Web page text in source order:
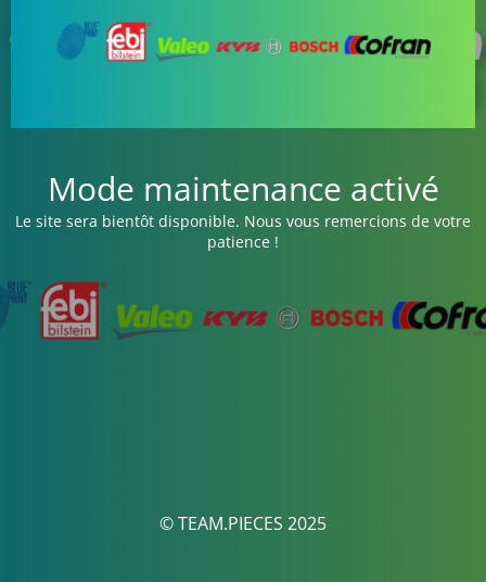
Mode maintenance activé
Le site sera bientôt disponible. Nous vous remercions de votre
patience !
© TEAM.PIECES 2025